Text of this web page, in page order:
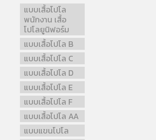
แบบเสื้อโปโล
พนักงาน เสื้อ
โปโลยูนิฟอร์ม
แบบเสื้อโปโล B
แบบเสื้อโปโล C
แบบเสื้อโปโล D
แบบเสื้อโปโล E
แบบเสื้อโปโล F
แบบเสื้อโปโล AA
แบบแขนโปโล